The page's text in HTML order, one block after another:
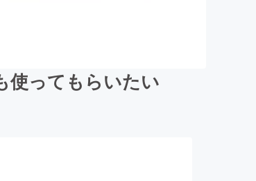
使ってもらいたい